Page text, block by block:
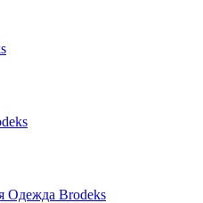
Одежда Brodeks